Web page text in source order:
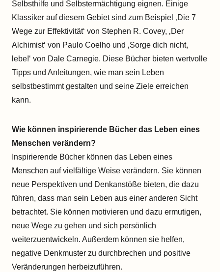
Selbsthilfe und Selbstermächtigung eignen. Einige
Klassiker auf diesem Gebiet sind zum Beispiel ‚Die 7
Wege zur Effektivität‘ von Stephen R. Covey, ‚Der
Alchimist‘ von Paulo Coelho und ‚Sorge dich nicht,
lebe!‘ von Dale Carnegie. Diese Bücher bieten wertvolle
Tipps und Anleitungen, wie man sein Leben
selbstbestimmt gestalten und seine Ziele erreichen
kann.
Wie können inspirierende Bücher das Leben eines
Menschen verändern?
Inspirierende Bücher können das Leben eines
Menschen auf vielfältige Weise verändern. Sie können
neue Perspektiven und Denkanstöße bieten, die dazu
führen, dass man sein Leben aus einer anderen Sicht
betrachtet. Sie können motivieren und dazu ermutigen,
neue Wege zu gehen und sich persönlich
weiterzuentwickeln. Außerdem können sie helfen,
negative Denkmuster zu durchbrechen und positive
Veränderungen herbeizuführen.